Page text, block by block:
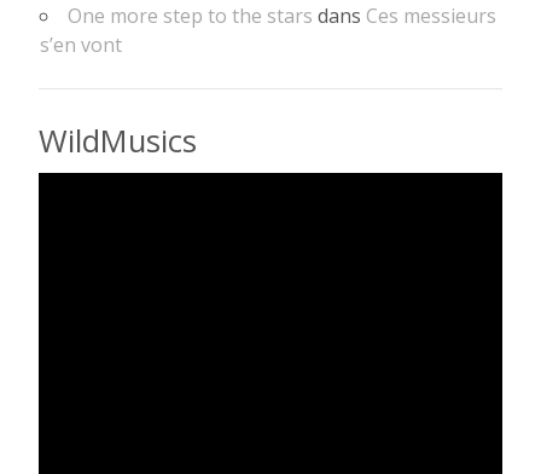
One more step to the stars dans Ces messieurs
s’en vont
WildMusics